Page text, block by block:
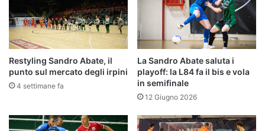
Restyling Sandro Abate, il
punto sul mercato degli irpini
4 settimane fa
La Sandro Abate saluta i
playoff: la L84 fa il bis e vola
in semifinale
12 Giugno 2026